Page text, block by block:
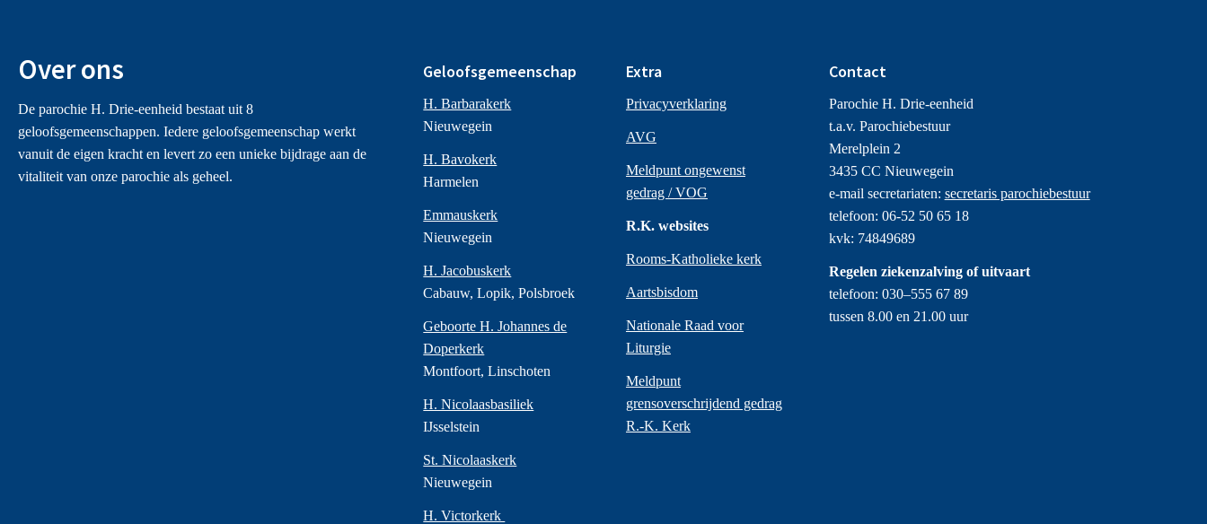
Over ons
De parochie H. Drie-eenheid bestaat uit 8
geloofsgemeenschappen. Iedere geloofsgemeenschap werkt
vanuit de eigen kracht en levert zo een unieke bijdrage aan de
vitaliteit van onze parochie als geheel.
Geloofsgemeenschap
H. Barbarakerk
Nieuwegein
H. Bavokerk
Harmelen
Emmauskerk
Nieuwegein
H. Jacobuskerk
Cabauw, Lopik, Polsbroek
Geboorte H. Johannes de
Doperkerk
Montfoort, Linschoten
H. Nicolaasbasiliek
IJsselstein
St. Nicolaaskerk
Nieuwegein
H. Victorkerk
Extra
Privacyverklaring
AVG
Meldpunt ongewenst
gedrag / VOG
R.K. websites
Rooms-Katholieke kerk
Aartsbisdom
Nationale Raad voor
Liturgie
Meldpunt
grensoverschrijdend gedrag
R.-K. Kerk
Contact
Parochie H. Drie-eenheid
t.a.v. Parochiebestuur
Merelplein 2
3435 CC Nieuwegein
e-mail secretariaten: secretaris parochiebestuur
telefoon: 06-52 50 65 18
kvk: 74849689
Regelen ziekenzalving of uitvaart
telefoon: 030–555 67 89
tussen 8.00 en 21.00 uur